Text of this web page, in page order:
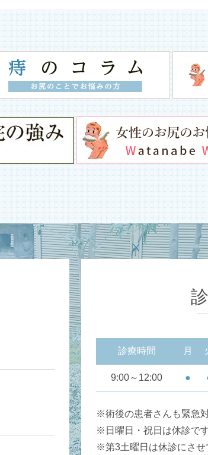
診療時間 月
9:00～12:00 ●
※術後の患者さんも緊急
※日曜日・祝日は休診で
※第3土曜日は休診にさせ